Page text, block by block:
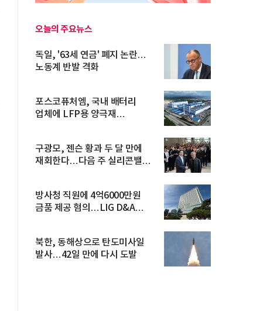
오늘의 주요뉴스
독일, '63세 연금' 폐지 논란…
노동계 반발 격화
포스코퓨처엠, 국내 배터리
업체에 LFP용 양극재
구광모, 젠슨 황과 두 달 만에
재회한다…다음 주 실리콘밸리
방사청 직원에 4억6000만원
금품 제공 혐의…LIG D&A
북한, 동해상으로 탄도미사일
발사…42일 만에 다시 도발